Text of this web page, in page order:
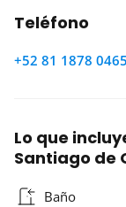
Teléfono
+52 81 1878 0465
Lo que
Santiago de
Baño